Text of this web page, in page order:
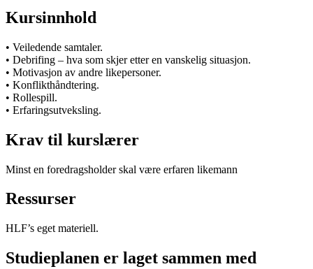
Kursinnhold
• Veiledende samtaler.
• Debrifing – hva som skjer etter en vanskelig situasjon.
• Motivasjon av andre likepersoner.
• Konflikthåndtering.
• Rollespill.
• Erfaringsutveksling.
Krav til kurslærer
Minst en foredragsholder skal være erfaren likemann
Ressurser
HLF’s eget materiell.
Studieplanen er laget sammen med